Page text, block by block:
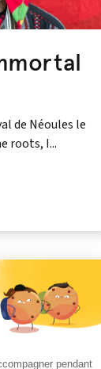
de Néoules le
roots, I...